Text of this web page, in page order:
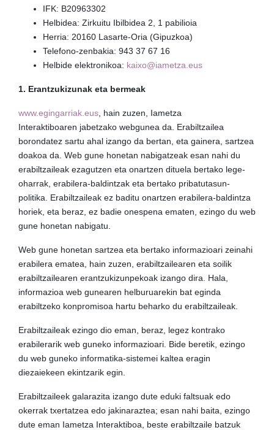
IFK: B20963302
Helbidea: Zirkuitu Ibilbidea 2, 1 pabilioia
Herria: 20160 Lasarte-Oria (Gipuzkoa)
Telefono-zenbakia: 943 37 67 16
Helbide elektronikoa: kaixo@iametza.eus
1. Erantzukizunak eta bermeak
www.egingarriak.eus , hain zuzen, Iametza
Interaktiboaren jabetzako webgunea da. Erabiltzailea
borondatez sartu ahal izango da bertan, eta gainera, sartzea
doakoa da. Web gune honetan nabigatzeak esan nahi du
erabiltzaileak ezagutzen eta onartzen dituela bertako lege-
oharrak, erabilera-baldintzak eta bertako pribatutasun-
politika. Erabiltzaileak ez baditu onartzen erabilera-baldintza
horiek, eta beraz, ez badie onespena ematen, ezingo du web
gune honetan nabigatu.
Web gune honetan sartzea eta bertako informazioari zeinahi
erabilera ematea, hain zuzen, erabiltzailearen eta soilik
erabiltzailearen erantzukizunpekoak izango dira. Hala,
informazioa web gunearen helburuarekin bat eginda
erabiltzeko konpromisoa hartu beharko du erabiltzaileak.
Erabiltzaileak ezingo dio eman, beraz, legez kontrako
erabilerarik web guneko informazioari. Bide beretik, ezingo
du web guneko informatika-sistemei kaltea eragin
diezaiekeen ekintzarik egin.
Erabiltzaileek galarazita izango dute eduki faltsuak edo
okerrak txertatzea edo jakinaraztea; esan nahi baita, ezingo
dute eman Iametza Interaktiboa, beste erabiltzaile batzuk